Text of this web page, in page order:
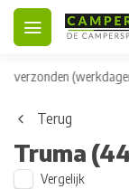
verzonden
Terug
Truma
Vergelijk